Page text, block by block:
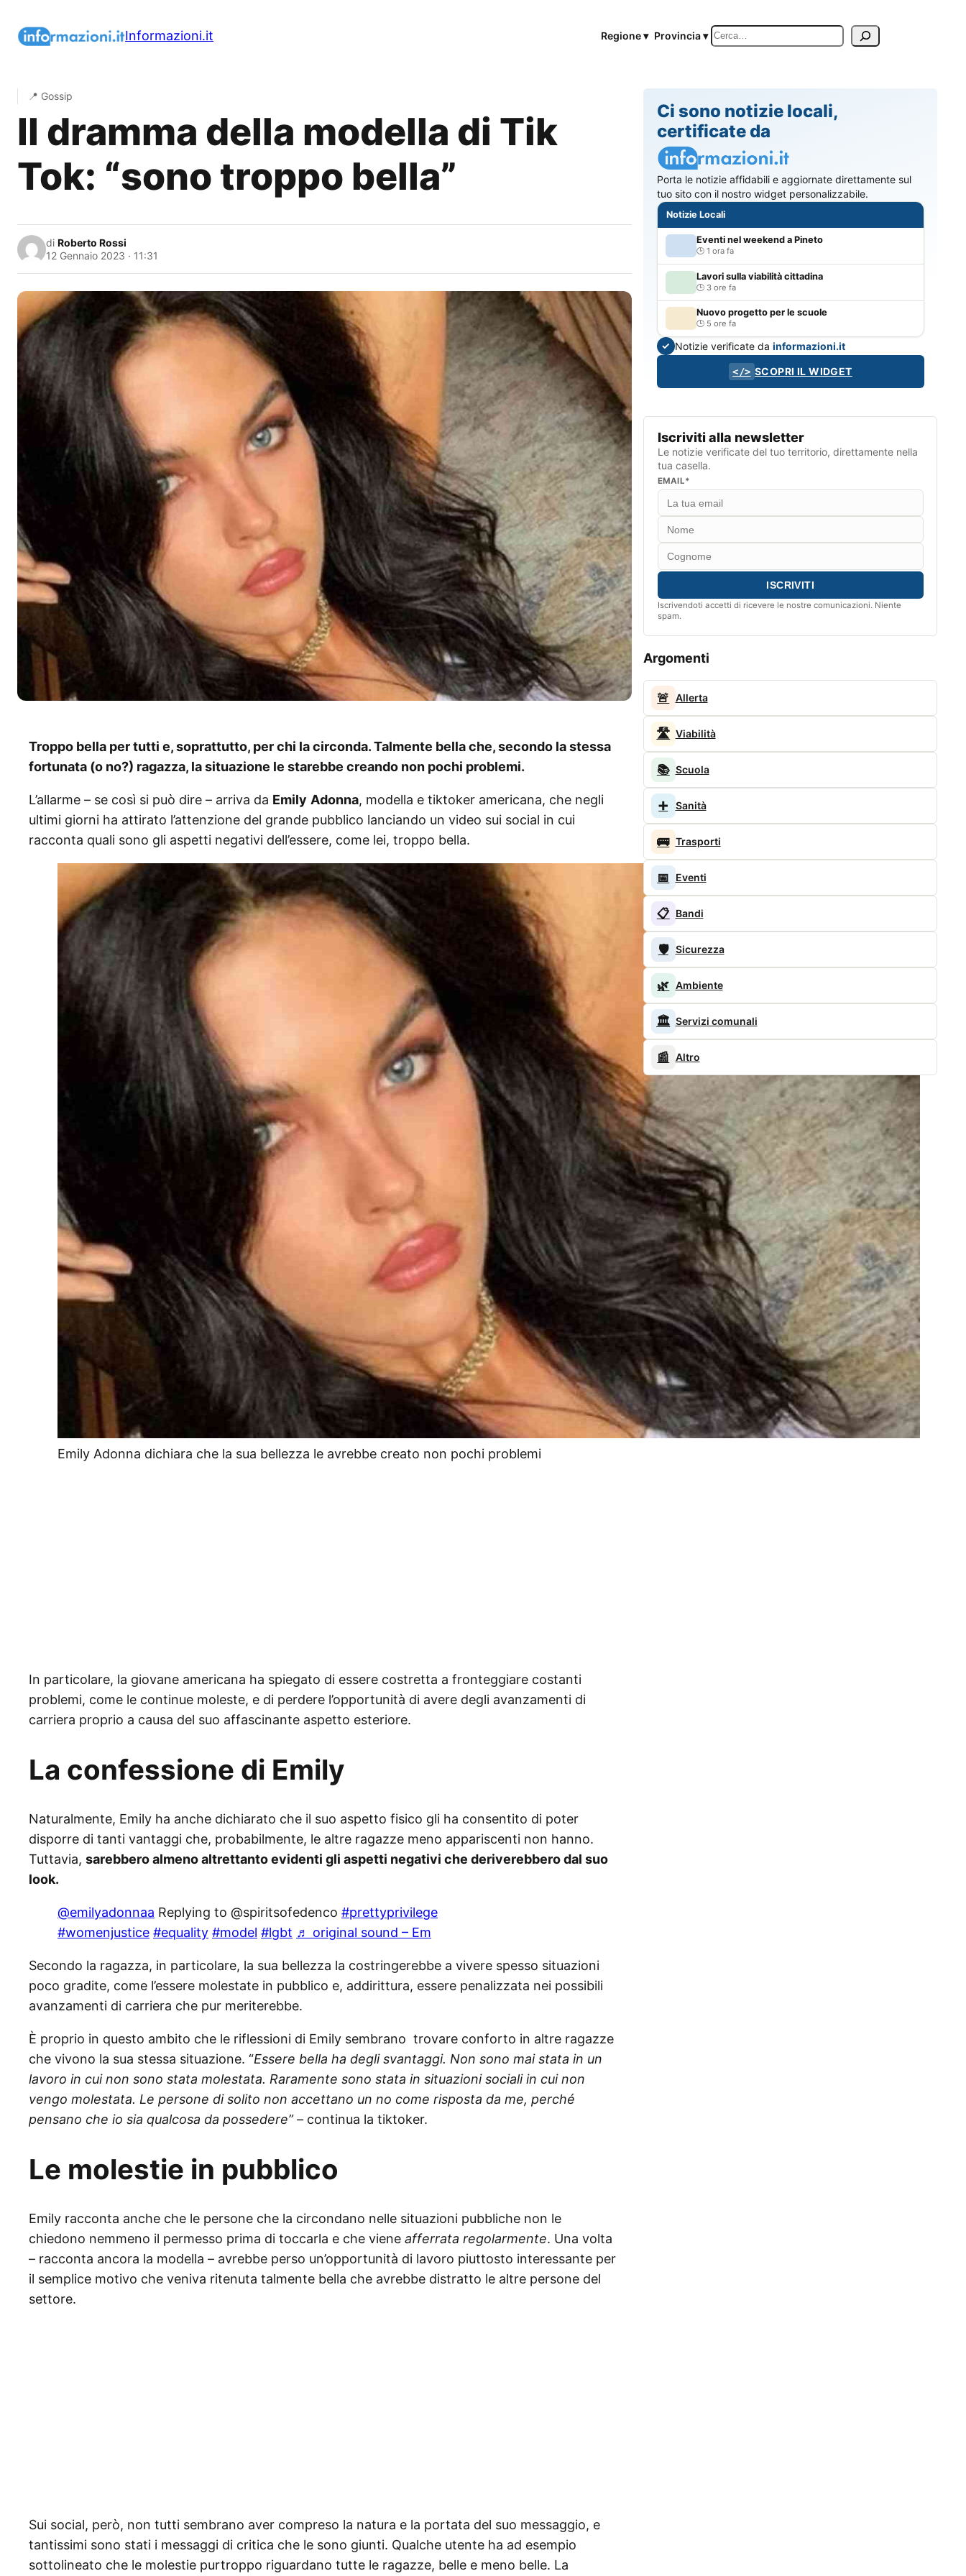
Informazioni.it Regione ▾ Provincia ▾ Cerca
📍 Gossip
Il dramma della modella di Tik
Tok: “sono troppo bella”
di Roberto Rossi
12 Gennaio 2023 · 11:31
Troppo bella per tutti e, soprattutto, per chi la circonda. Talmente bella che, secondo la stessa
fortunata (o no?) ragazza, la situazione le starebbe creando non pochi problemi.
L’allarme – se così si può dire – arriva da Emily Adonna, modella e tiktoker americana, che negli
ultimi giorni ha attirato l’attenzione del grande pubblico lanciando un video sui social in cui
racconta quali sono gli aspetti negativi dell’essere, come lei, troppo bella.
Emily Adonna dichiara che la sua bellezza le avrebbe creato non pochi problemi
In particolare, la giovane americana ha spiegato di essere costretta a fronteggiare costanti
problemi, come le continue moleste, e di perdere l’opportunità di avere degli avanzamenti di
carriera proprio a causa del suo affascinante aspetto esteriore.
La confessione di Emily
Naturalmente, Emily ha anche dichiarato che il suo aspetto fisico gli ha consentito di poter
disporre di tanti vantaggi che, probabilmente, le altre ragazze meno appariscenti non hanno.
Tuttavia, sarebbero almeno altrettanto evidenti gli aspetti negativi che deriverebbero dal suo
look.
@emilyadonnaa Replying to @spiritsofedenco #prettyprivilege
#womenjustice #equality #model #lgbt ♬ original sound – Em
Secondo la ragazza, in particolare, la sua bellezza la costringerebbe a vivere spesso situazioni
poco gradite, come l’essere molestate in pubblico e, addirittura, essere penalizzata nei possibili
avanzamenti di carriera che pur meriterebbe.
È proprio in questo ambito che le riflessioni di Emily sembrano trovare conforto in altre ragazze
che vivono la sua stessa situazione. “Essere bella ha degli svantaggi. Non sono mai stata in un
lavoro in cui non sono stata molestata. Raramente sono stata in situazioni sociali in cui non
vengo molestata. Le persone di solito non accettano un no come risposta da me, perché
pensano che io sia qualcosa da possedere” – continua la tiktoker.
Le molestie in pubblico
Emily racconta anche che le persone che la circondano nelle situazioni pubbliche non le
chiedono nemmeno il permesso prima di toccarla e che viene afferrata regolarmente. Una volta
– racconta ancora la modella – avrebbe perso un’opportunità di lavoro piuttosto interessante per
il semplice motivo che veniva ritenuta talmente bella che avrebbe distratto le altre persone del
settore.
Sui social, però, non tutti sembrano aver compreso la natura e la portata del suo messaggio, e
tantissimi sono stati i messaggi di critica che le sono giunti. Qualche utente ha ad esempio
sottolineato che le molestie purtroppo riguardano tutte le ragazze, belle e meno belle. La
Ci sono notizie locali,
certificate da
Porta le notizie affidabili e aggiornate direttamente sul
tuo sito con il nostro widget personalizzabile.
Notizie Locali
Eventi nel weekend a Pineto
1 ora fa
Lavori sulla viabilità cittadina
3 ore fa
Nuovo progetto per le scuole
5 ore fa
✓ Notizie verificate da informazioni.it
</> SCOPRI IL WIDGET
Iscriviti alla newsletter
Le notizie verificate del tuo territorio, direttamente nella
tua casella.
EMAIL*
Iscrivendoti accetti di ricevere le nostre comunicazioni. Niente
spam.
Argomenti
🚨 Allerta
🛣️ Viabilità
📚 Scuola
➕ Sanità
🚌 Trasporti
📅 Eventi
📋 Bandi
🛡️ Sicurezza
🌿 Ambiente
🏛️ Servizi comunali
📰 Altro